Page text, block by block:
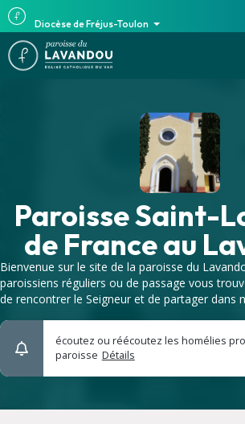
Diocèse de Fréjus-Toulon
Paroisse Saint-
de France au
Bienvenue sur le site de la paroisse du
paroissiens réguliers ou de passage vous
de rencontrer le Seigneur et de partager dans
écoutez ou réécoutez les homélies
paroisse Détails